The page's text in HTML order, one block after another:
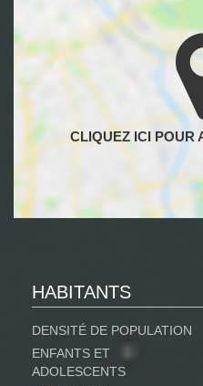
HABITANTS
DENSITÉ DE POPULATION
ENFANTS ET
ADOLESCENTS